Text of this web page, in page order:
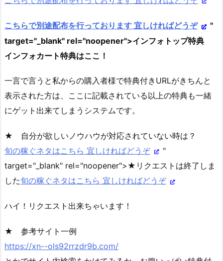
こちらで別途配布を行っております 宜しければどうぞ
"
target="_blank" rel="noopener">インフォトップ特典
インフォカート特典はここ！
一言で言うと私からの購入者様で特典付きURLがきちんと
表示された方は、ここに記載されている以上の特典も一緒
にゲット出来てしまうシステムです。
★ 自分が欲しいノウハウが対応されていない時は？
旬の稼ぐネタはこちら 宜しければどうぞ
"
target="_blank" rel="noopener">★リクエストは終了しま
した旬の稼ぐネタはこちら 宜しければどうぞ
ハイ！リクエスト出来ちゃいます！
★ 参考サイト一例
https://xn--ols92rrzdr9b.com/